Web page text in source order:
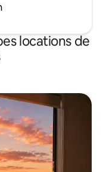
locations de